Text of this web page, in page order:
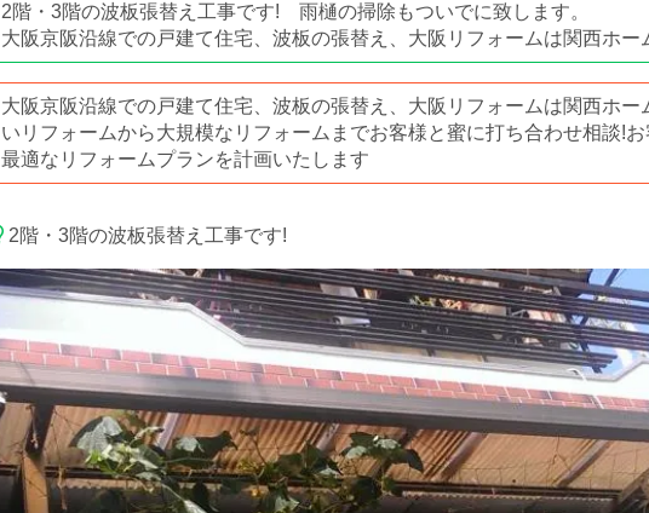
2階・3階の波板張替え工事です! 雨樋の掃除もついでに致します。
大阪京阪沿線での戸建て住宅、波板の張替え、大阪リフォームは関西ホー
大阪京阪沿線での戸建て住宅、波板の張替え、大阪リフォームは関西ホ
いリフォームから大規模なリフォームまでお客様と蜜に打ち合わせ相談!
最適なリフォームプランを計画いたします
2階・3階の波板張替え工事です!